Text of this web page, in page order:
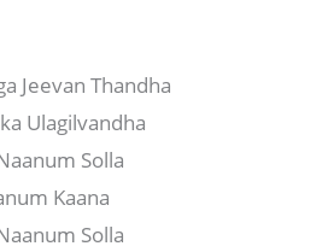
Jeevan Thandha
Ulagilvandha
Solla
Kaana
Solla